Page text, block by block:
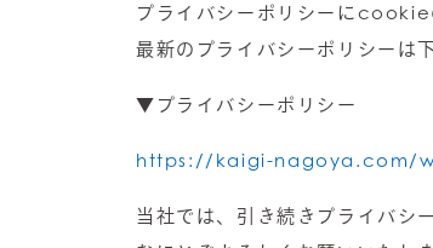
プライバシーポリシーにcookie
最新のプライバシーポリシーは
▼プライバシーポリシー
https://kaigi-nagoya.com/
当社では、引き続きプライバシ